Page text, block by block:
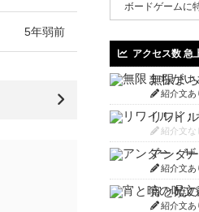
5年弱前
ボードゲームに
アクセス数 急
無限ま
紹介文あ
紹介文な
紹介文あ
宵と暁
紹介文あ